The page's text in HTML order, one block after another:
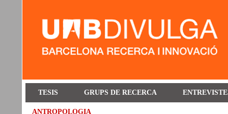
TESIS GRUPS DE RECERCA
ANTROPOLOGIA